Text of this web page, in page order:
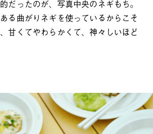
だったのが、写真中央のネギもち。
る曲がりネギを使っているからこそ
甘くてやわらかくて、神々しいほど